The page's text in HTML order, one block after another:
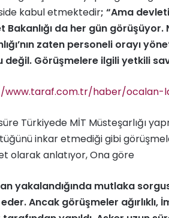
kabul etmektedir; “Ama
Bakanlığı da her gün
zaten personeli orayı
değil. Görüşmelere ilgili yetkili
haber/ocalan-
Türkiyede MİT Müsteşarlığı
inkar etmediği gibi
olarak anlatıyor, Ona göre
yakalandığında mutlaka
Ancak görüşmeler ağırlıklı,